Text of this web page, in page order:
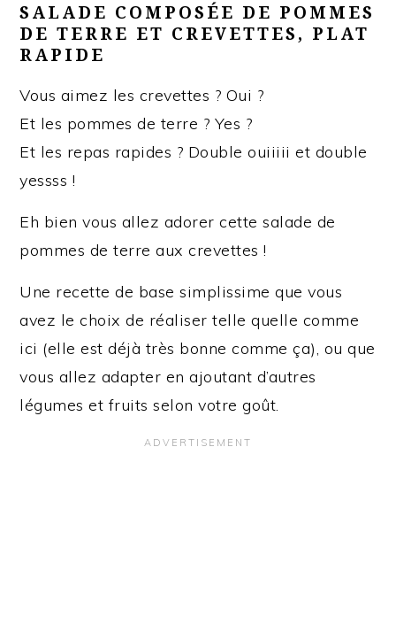
SALADE COMPOSÉE DE POMMES
DE TERRE ET CREVETTES, PLAT
RAPIDE
Vous aimez les crevettes ? Oui ?
Et les pommes de terre ? Yes ?
Et les repas rapides ? Double ouiiiii et double
yessss !
Eh bien vous allez adorer cette salade de
pommes de terre aux crevettes !
Une recette de base simplissime que vous
avez le choix de réaliser telle quelle comme
ici (elle est déjà très bonne comme ça), ou que
vous allez adapter en ajoutant d’autres
légumes et fruits selon votre goût.